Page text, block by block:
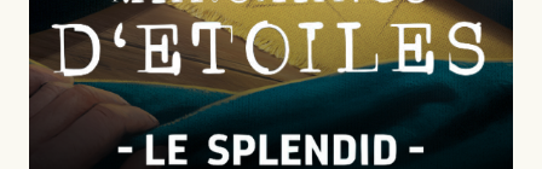
Monier
DécorsNicolas Delas
CostumesEmmanuelle Youchnovski assistée de
David Rossini